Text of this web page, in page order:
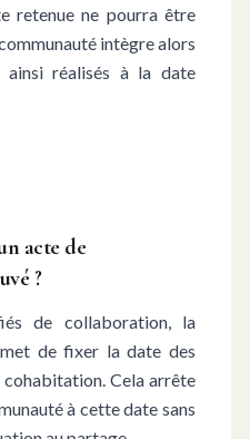
retenue ne pourra être
intègre alors
ainsi réalisés à la date
acte de
?
de collaboration, la
de fixer la date des
Cela arrête
à cette date sans